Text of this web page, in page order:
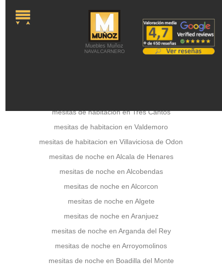
Colchones - Colchones Viscoelásticos -Colchones látex -
Colchones Juveniles -
Canapés abatibles -
Almohadas - Latiendadecolchones
Muebles Muñoz
NAVALCARNERO
mesitas de habitacion en Tres Cantos
mesitas de habitacion en Valdemoro
mesitas de habitacion en Villaviciosa de Odon
mesitas de noche en Alcala de Henares
mesitas de noche en Alcobendas
mesitas de noche en Alcorcon
mesitas de noche en Algete
mesitas de noche en Aranjuez
mesitas de noche en Arganda del Rey
mesitas de noche en Arroyomolinos
mesitas de noche en Boadilla del Monte